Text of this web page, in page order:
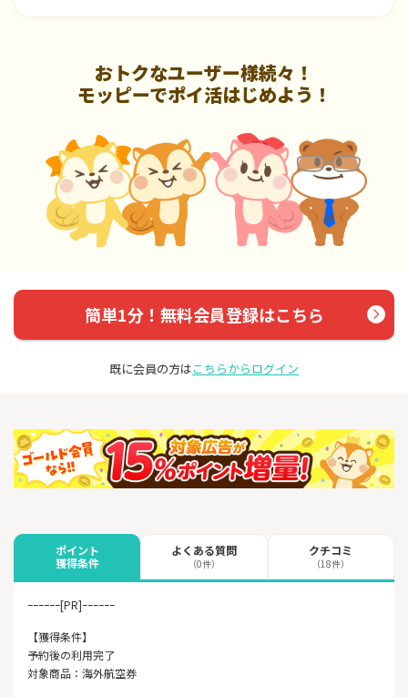
おトクなユーザー様続々！
モッピーでポイ活はじめよう！
簡単1分！無料会員登録はこちら
既に会員の方はこちらからログイン
ポイント
獲得条件
よくある質問
（0件）
クチコミ
（18件）
ｰｰｰｰｰｰ[PR]ｰｰｰｰｰｰ
【獲得条件】
予約後の利用完了
対象商品：海外航空券